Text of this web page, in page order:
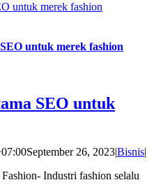
untuk merek fashion
untuk merek fashion
SEO untuk
September 26, 2023|Bisnis|
Industri fashion selalu